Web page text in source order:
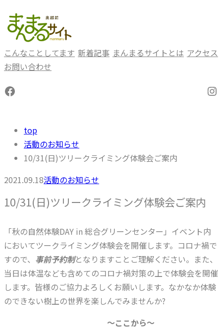
容
ス
キ
プ
こんなことしてます 新着記事 まんまるサイトとは アクセス
お問い合わせ
Facebook
top
活動のお知らせ
10/31(日)ツリークライミング体験会ご案内
2021.09.18活動のお知らせ
10/31(日)ツリークライミング体験会ご案内
「秋の自然体験DAY in 総合グリーンセンター」イベント内
においてツークライミング体験会を開催します。コロナ禍で
すので、 事前予約制となりますことご理解ください。また、
当日は体温なども含めてのコロナ禍対策の上で体験会を開催
します。皆様のご協力よろしくお願いします。なかなか体験
のできない樹上の世界を楽しんでみませんか?
～ここから～